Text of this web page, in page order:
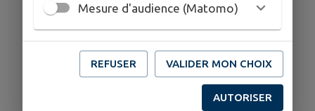
Mesure d'audience (Matomo)
REFUSER VALIDER MON CHOIX
AUTORISER